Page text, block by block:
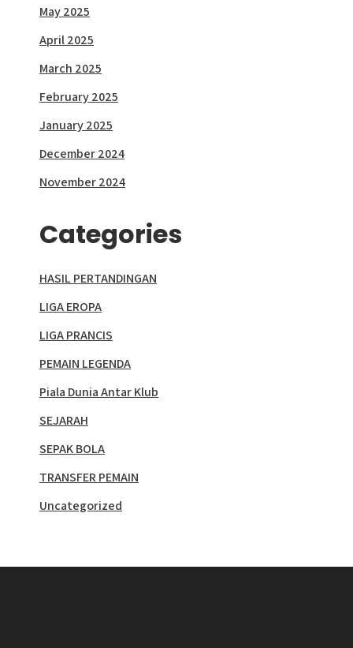
May 2025
April 2025
March 2025
February 2025
January 2025
December 2024
November 2024
Categories
HASIL PERTANDINGAN
LIGA EROPA
LIGA PRANCIS
PEMAIN LEGENDA
Piala Dunia Antar Klub
SEJARAH
SEPAK BOLA
TRANSFER PEMAIN
Uncategorized